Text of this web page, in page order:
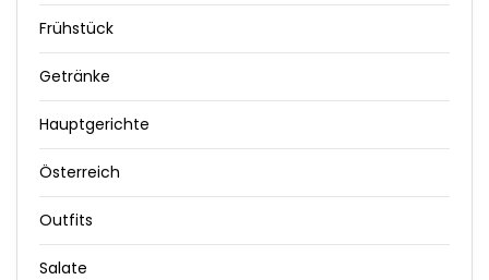
Frühstück
Getränke
Hauptgerichte
Österreich
Outfits
Salate